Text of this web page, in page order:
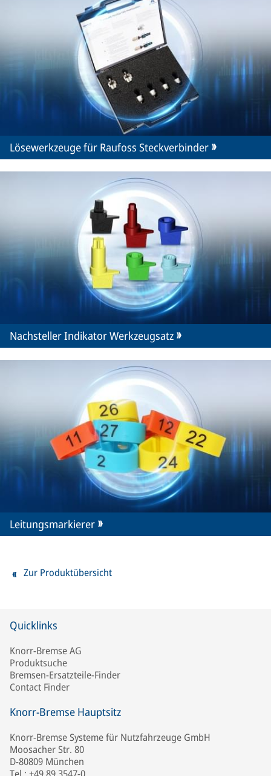
Lösewerkzeuge für Raufoss Steckverbinder
Nachsteller Indikator Werkzeugsatz
Leitungsmarkierer
Zur Produktübersicht
Quicklinks
Knorr-Bremse AG
Produktsuche
Bremsen-Ersatzteile-Finder
Contact Finder
Knorr-Bremse Hauptsitz
Knorr-Bremse Systeme für Nutzfahrzeuge GmbH
Moosacher Str. 80
D-80809 München